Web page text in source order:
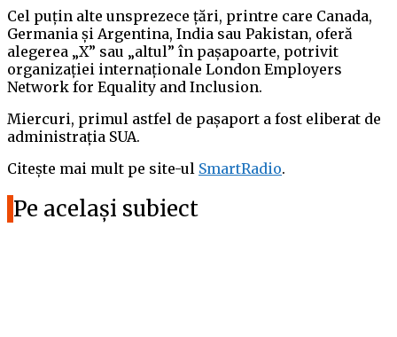
Cel puțin alte unsprezece țări, printre care Canada,
Germania și Argentina, India sau Pakistan, oferă
alegerea „X” sau „altul” în pașapoarte, potrivit
organizației internaționale London Employers
Network for Equality and Inclusion.
Miercuri, primul astfel de pașaport a fost eliberat de
administrația SUA.
Citește mai mult pe site-ul SmartRadio.
Pe același subiect